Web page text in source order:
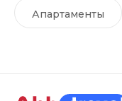
Апартаменты